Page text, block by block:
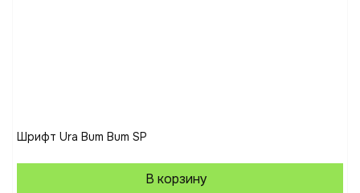
Шрифт Ura Bum Bum SP
В корзину